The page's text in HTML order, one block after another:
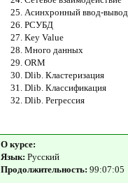
Асинхронный ввод-вывод
РСУБД
Key Value
Много данных
ORM
Dlib. Кластеризация
Dlib. Классификация
Dlib. Регрессия
О курсе:
Язык: Русский
Продолжительность: 99:07:05